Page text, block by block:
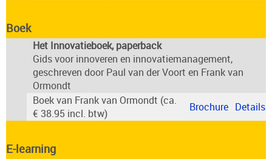
Boek
Het Innovatieboek, paperback
Gids voor innoveren en innovatiemanagement,
geschreven door Paul van der Voort en Frank van
Ormondt
Boek van Frank van Ormondt (ca.
€ 38.95 incl. btw)
Brochure Details
E-learning